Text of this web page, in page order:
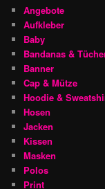
Angebote
Aufkleber
Baby
Bandanas &
Banner
Cap & Mütze
Hoodie &
Hosen
Jacken
Kissen
Masken
Polos
Print